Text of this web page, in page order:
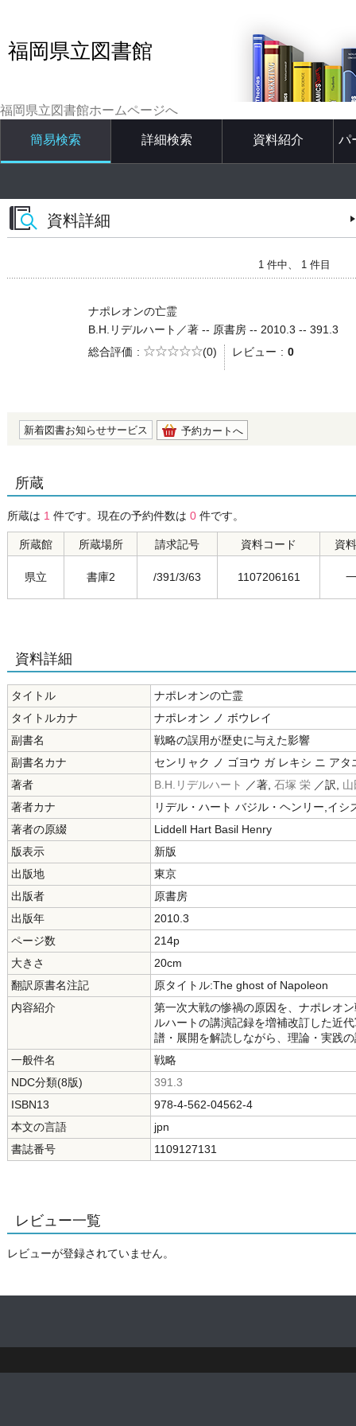
福岡県立図書館
福岡県立図書館ホームページへ
簡易検索 詳細検索 資料紹介 パ
資料詳細
1 件中、 1 件目
ナポレオンの亡霊
B.H.リデルハート／著 -- 原書房 -- 2010.3 -- 391.3
総合評価
5段階評価
(0) レビュー 0
新着図書お知らせサービス 予約カートへ
所蔵
所蔵は 1 件です。現在の予約件数は 0 件です。
所蔵館 所蔵場所 請求記号 資料コード 資
県立 書庫2 /391/3/63 1107206161
資料詳細
タイトル
ナポレオンの亡霊
タイトルカナ
ナポレオン ノ ボウレイ
副書名
戦略の誤用が歴史に与えた影響
副書名カナ
センリャク ノ ゴヨウ ガ レキシ ニ アタ
著者
B.H.リデルハート ／著, 石塚 栄 ／訳,
著者カナ
リデル・ハート バジル・ヘンリー,イ
著者の原綴
Liddell Hart Basil Henry
版表示
新版
出版地
東京
出版者
原書房
出版年
2010.3
ページ数
214p
大きさ
20cm
翻訳原書名注記
原タイトル:The ghost of Napoleon
内容紹介
第一次大戦の惨禍の原因を、ナポレオ
ルハートの講演記録を増補改訂した近
譜・展開を解読しながら、理論・実践
一般件名
戦略
NDC分類(8版)
391.3
ISBN13
978-4-562-04562-4
本文の言語
jpn
書誌番号
1109127131
レビュー一覧
レビューが登録されていません。